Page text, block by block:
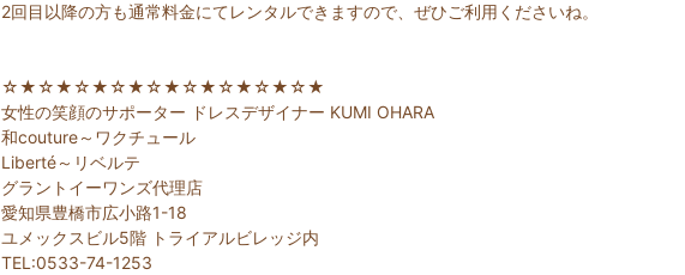
2回目以降の方も通常料金にてレンタルできますので、ぜひご利用くださいね。
☆★☆★☆★☆★☆★☆★☆★☆★☆★
女性の笑顔のサポーター ドレスデザイナー KUMI OHARA
和couture～ワクチュール
Liberté～リベルテ
グラントイーワンズ代理店
愛知県豊橋市広小路1-18
ユメックスビル5階 トライアルビレッジ内
TEL:0533-74-1253